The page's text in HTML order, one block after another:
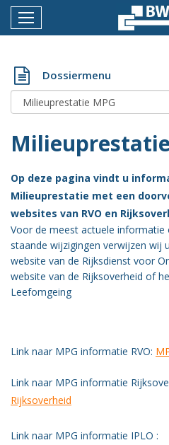
Menu
Nieuws
Agenda
Documenten
Fotoalbums
Opleidingen
Over
BWT
BWT
Contact
Dossiermenu
Op deze pagina vindt u
Milieuprestatie met een
websites van RVO en
Voor de meest actuele informatie
staande wijzigingen verwijzen wij
website van de Rijksdienst voor
website van de Rijksoverheid of
Leefomgeing
Link naar MPG informatie RVO:
Link naar MPG informatie
Rijksoverheid
Link naar MPG informatie IPLO :